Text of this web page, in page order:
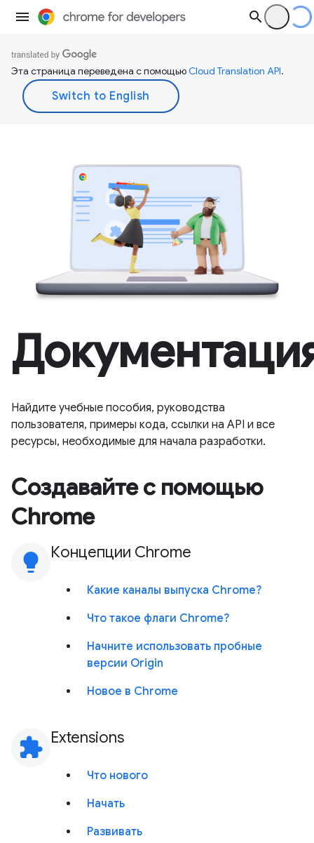
Эта страница переведена с помощьюCloud Translation API.
Найдите учебные пособия, руководства
пользователя, примеры кода, ссылки на API и все
ресурсы, необходимые для начала разработки.
Создавайте с помощью
Chrome
lightbulb Концепции Chrome
Какие каналы выпуска Chrome?
Что такое флаги Chrome?
Начните использовать пробные
версии Origin
Новое в Chrome
extension Extensions
Что нового
Начать
Развивать